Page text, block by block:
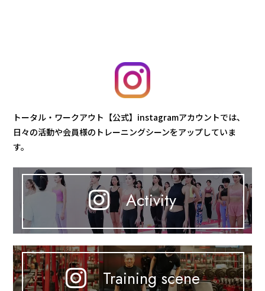
トータル・ワークアウト【公式】instagramアカウントでは、
日々の活動や会員様のトレーニングシーンをアップしていま
す。
Activity
Training scene